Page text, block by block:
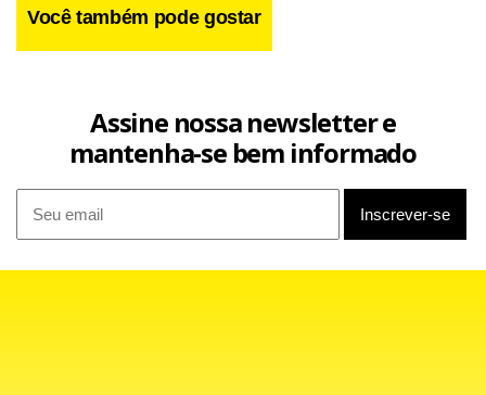
Também serão contemplados 5.134.337 contribuintes não
prioritários que entregaram a declaração até o dia 3 de
Você também pode gostar
Assine nossa newsletter e
mantenha-se bem informado